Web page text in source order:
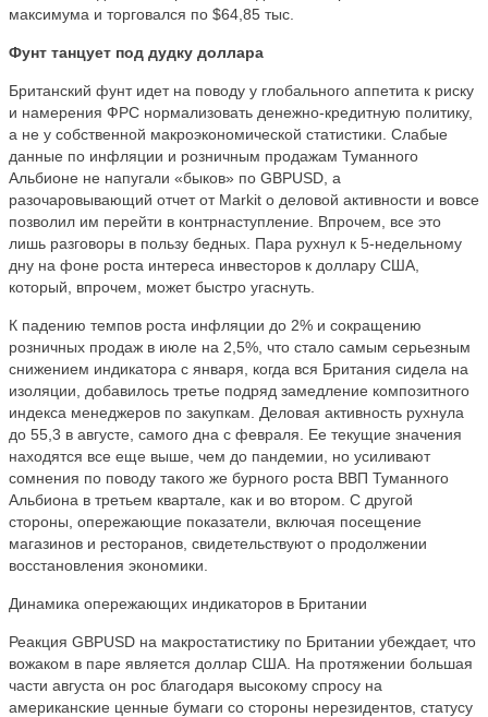
максимума и торговался по $64,85 тыс.
Фунт танцует под дудку доллара
Британский фунт идет на поводу у глобального аппетита к риску
и намерения ФРС нормализовать денежно-кредитную политику,
а не у собственной макроэкономической статистики. Слабые
данные по инфляции и розничным продажам Туманного
Альбионе не напугали «быков» по GBPUSD, а
разочаровывающий отчет от Markit о деловой активности и вовсе
позволил им перейти в контрнаступление. Впрочем, все это
лишь разговоры в пользу бедных. Пара рухнул к 5-недельному
дну на фоне роста интереса инвесторов к доллару США,
который, впрочем, может быстро угаснуть.
К падению темпов роста инфляции до 2% и сокращению
розничных продаж в июле на 2,5%, что стало самым серьезным
снижением индикатора с января, когда вся Британия сидела на
изоляции, добавилось третье подряд замедление композитного
индекса менеджеров по закупкам. Деловая активность рухнула
до 55,3 в августе, самого дна с февраля. Ее текущие значения
находятся все еще выше, чем до пандемии, но усиливают
сомнения по поводу такого же бурного роста ВВП Туманного
Альбиона в третьем квартале, как и во втором. С другой
стороны, опережающие показатели, включая посещение
магазинов и ресторанов, свидетельствуют о продолжении
восстановления экономики.
Динамика опережающих индикаторов в Британии
Реакция GBPUSD на макростатистику по Британии убеждает, что
вожаком в паре является доллар США. На протяжении большая
части августа он рос благодаря высокому спросу на
американские ценные бумаги со стороны нерезидентов, статусу